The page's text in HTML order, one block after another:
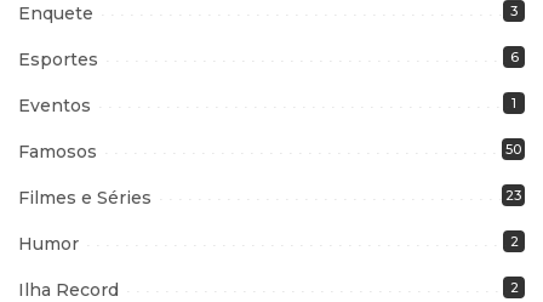
Enquete 3
Esportes 6
Eventos 1
Famosos 50
Filmes e Séries 23
Humor 2
Ilha Record 2